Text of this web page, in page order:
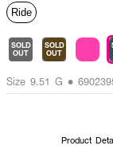
Ride
SOLD
OUT
SOLD
OUT
Size 9.51 G •
Product